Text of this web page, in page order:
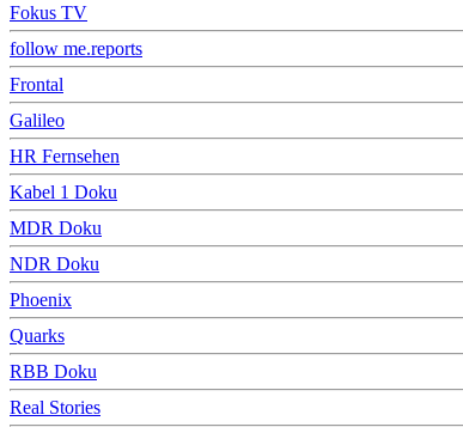
Fokus TV
follow me.reports
Frontal
Galileo
HR Fernsehen
Kabel 1 Doku
MDR Doku
NDR Doku
Phoenix
Quarks
RBB Doku
Real Stories